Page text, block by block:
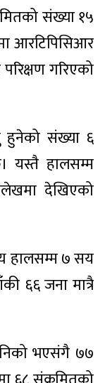
संख्या १५
आरटिपिसिआर
गरिएको
हुनेको संख्या ६
यस्तै हालसम्म
देखिएको
हालसम्म ७ सय
६६ जना मात्रै
भएसंगै ७७